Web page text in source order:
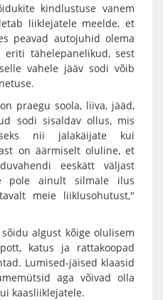
kindlustuse vanem
liiklejatele meelde, et
peavad autojuhid olema
eriti tähelepanelikud, sest
vahele jääv sodi võib
praegu soola, liiva, jääd,
sodi sisaldav ollus, mis
nii jalakäijate kui
on äärmiselt oluline, et
eeskätt väljast
pole ainult silmale ilus
meie liiklusohutust,"
algust kõige olulisem
katus ja rattakoopad
Lumised-jäised klaasid
aga võivad olla
kaasliiklejatele.